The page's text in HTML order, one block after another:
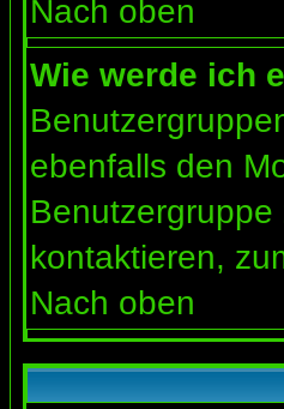
Nach oben
Wie werde ich
ebenfalls den
kontaktieren,
Nach oben